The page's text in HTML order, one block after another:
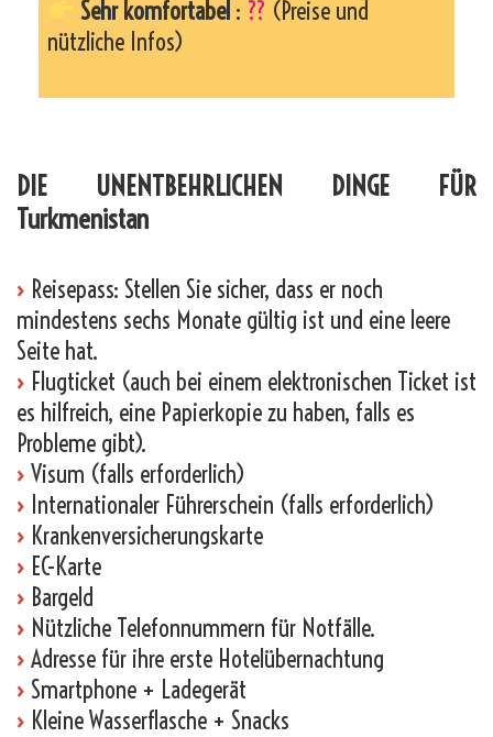
Sehr komfortabel : ?? (Preise und
nützliche Infos)
DIE UNENTBEHRLICHEN DINGE FÜR
Turkmenistan
› Reisepass: Stellen Sie sicher, dass er noch
mindestens sechs Monate gültig ist und eine leere
Seite hat.
› Flugticket (auch bei einem elektronischen Ticket ist
es hilfreich, eine Papierkopie zu haben, falls es
Probleme gibt).
› Visum (falls erforderlich)
› Internationaler Führerschein (falls erforderlich)
› Krankenversicherungskarte
› EC-Karte
› Bargeld
› Nützliche Telefonnummern für Notfälle.
› Adresse für ihre erste Hotelübernachtung
› Smartphone + Ladegerät
› Kleine Wasserflasche + Snacks